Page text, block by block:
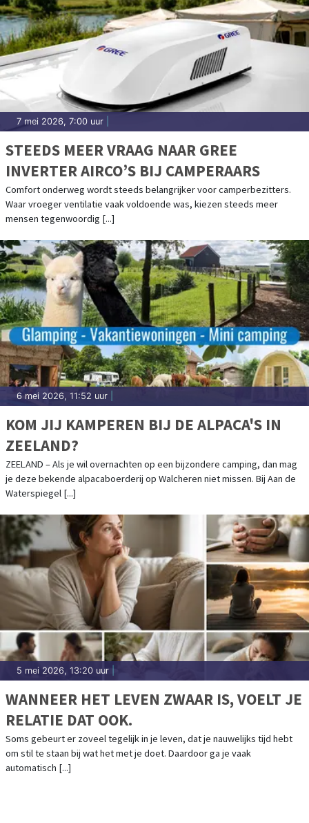
7 mei 2026, 7:00 uur
STEEDS MEER VRAAG NAAR GREE
INVERTER AIRCO’S BIJ CAMPERAARS
Comfort onderweg wordt steeds belangrijker voor camperbezitters.
Waar vroeger ventilatie vaak voldoende was, kiezen steeds meer
mensen tegenwoordig [...]
6 mei 2026, 11:52 uur
KOM JIJ KAMPEREN BIJ DE ALPACA'S IN
ZEELAND?
ZEELAND – Als je wil overnachten op een bijzondere camping, dan mag
je deze bekende alpacaboerderij op Walcheren niet missen. Bij Aan de
Waterspiegel [...]
5 mei 2026, 13:20 uur
WANNEER HET LEVEN ZWAAR IS, VOELT JE
RELATIE DAT OOK.
Soms gebeurt er zoveel tegelijk in je leven, dat je nauwelijks tijd hebt
om stil te staan bij wat het met je doet. Daardoor ga je vaak
automatisch [...]